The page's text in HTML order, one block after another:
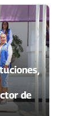
de